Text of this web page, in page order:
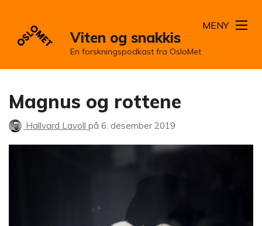
Viten og snakkis
En forskningspodkast fra OsloMet
MENY
Magnus og rottene
Hallvard Lavoll på 6. desember 2019